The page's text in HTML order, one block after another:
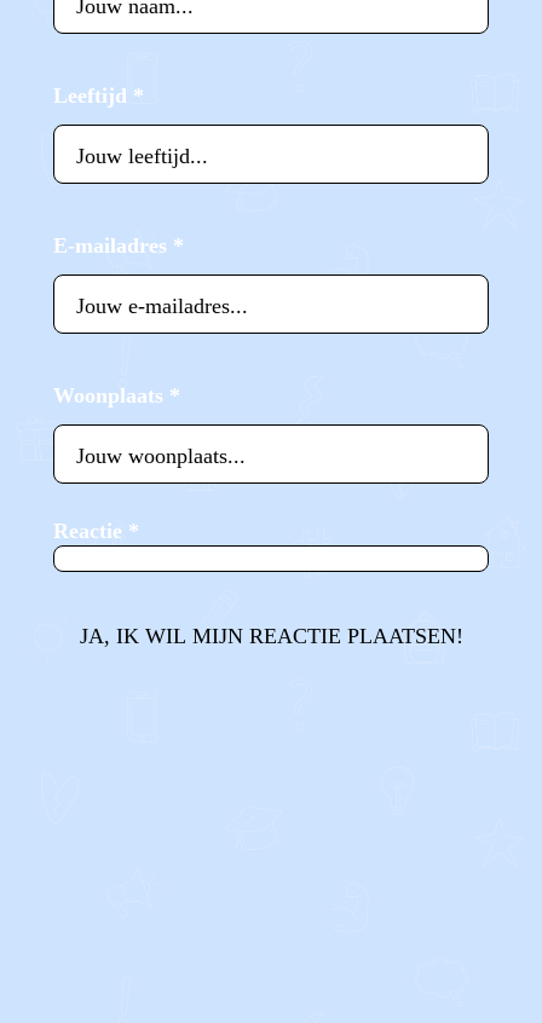
Leeftijd *
E-mailadres *
Woonplaats *
Reactie *
JA, IK WIL MIJN REACTIE PLAATSEN!